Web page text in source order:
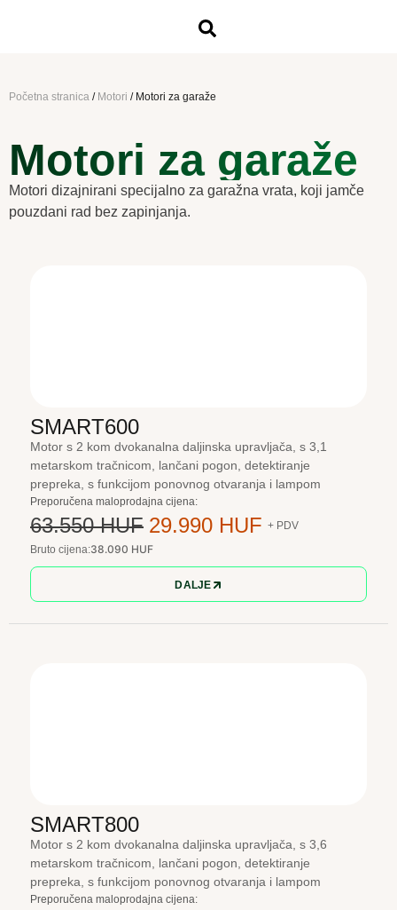
Početna stranica / Motori / Motori za garaže
Motori za garaže
Motori dizajnirani specijalno za garažna vrata, koji jamče
pouzdani rad bez zapinjanja.
SMART600
Motor s 2 kom dvokanalna daljinska upravljača, s 3,1
metarskom tračnicom, lančani pogon, detektiranje
prepreka, s funkcijom ponovnog otvaranja i lampom
Preporučena maloprodajna cijena:
63.550 HUF 29.990 HUF + PDV
Bruto cijena:38.090 HUF
DALJE
SMART800
Motor s 2 kom dvokanalna daljinska upravljača, s 3,6
metarskom tračnicom, lančani pogon, detektiranje
prepreka, s funkcijom ponovnog otvaranja i lampom
Preporučena maloprodajna cijena: